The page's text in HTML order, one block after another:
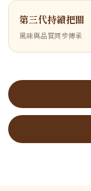
第三代持續把關
風味與品質同步傳承